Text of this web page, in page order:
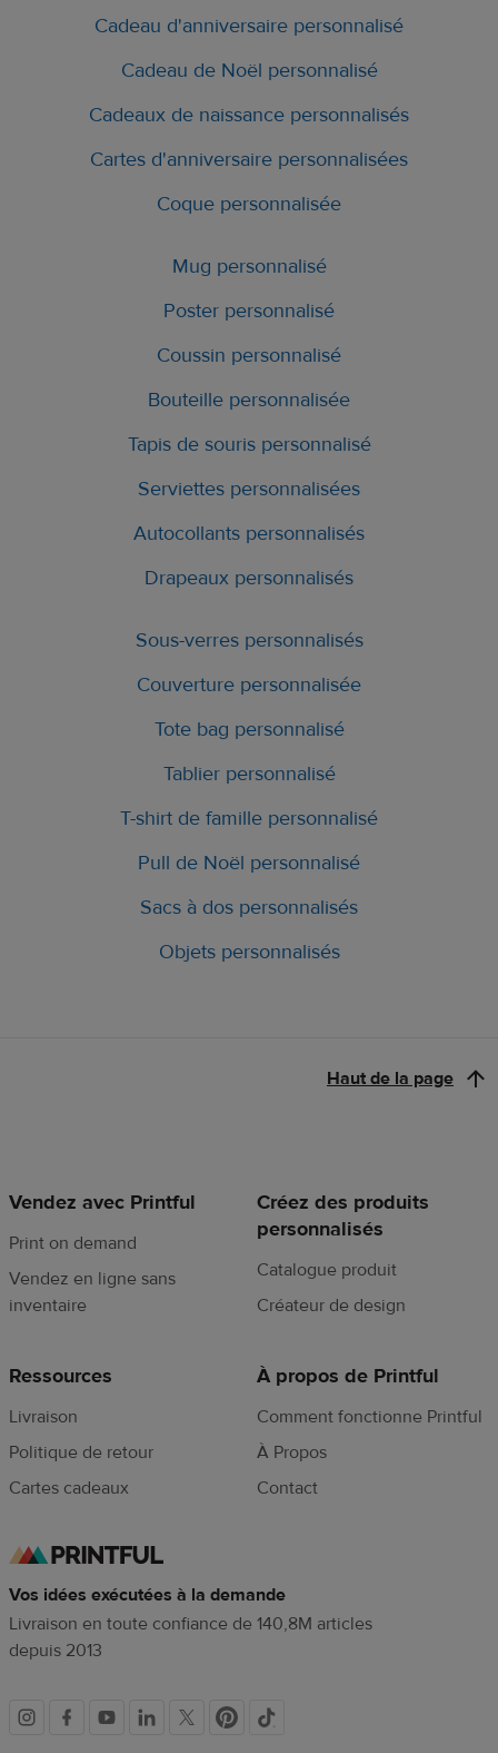
Cadeau d'anniversaire personnalisé
Cadeau de Noël personnalisé
Cadeaux de naissance personnalisés
Cartes d'anniversaire personnalisées
Coque personnalisée
Mug personnalisé
Poster personnalisé
Coussin personnalisé
Bouteille personnalisée
Tapis de souris personnalisé
Serviettes personnalisées
Autocollants personnalisés
Drapeaux personnalisés
Sous-verres personnalisés
Couverture personnalisée
Tote bag personnalisé
Tablier personnalisé
T-shirt de famille personnalisé
Pull de Noël personnalisé
Sacs à dos personnalisés
Objets personnalisés
Haut de la page
Vendez avec Printful
Print on demand
Vendez en ligne sans
inventaire
Créez des produits
personnalisés
Catalogue produit
Créateur de design
Ressources
Livraison
Politique de retour
Cartes cadeaux
À propos de Printful
Comment fonctionne Printful
À Propos
Contact
Vos idées exécutées à la demande
Livraison en toute confiance de 140,8M articles
depuis 2013
Liens